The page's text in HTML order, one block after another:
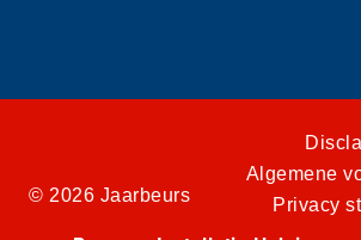
© 2026 Jaarbeurs
Algemene
Privacy